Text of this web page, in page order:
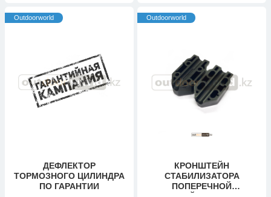
Outdoorworld
ДЕФЛЕКТОР
ТОРМОЗНОГО ЦИЛИНДРА
ПО ГАРАНТИИ
Outdoorworld
КРОНШТЕЙН
СТАБИЛИЗАТОРА
ПОПЕРЕЧНОЙ